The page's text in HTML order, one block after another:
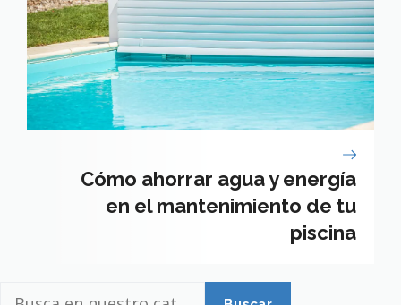
Cómo ahorrar agua y energía
en el mantenimiento de tu
piscina
Busca